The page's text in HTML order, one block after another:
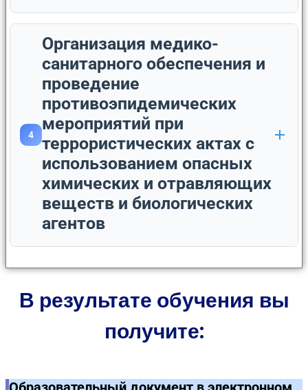
4
Организация медико-
санитарного обеспечения и
проведение
противоэпидемических
мероприятий при
террористических актах с
использованием опасных
химических и отравляющих
веществ и биологических
агентов
В результате обучения вы
получите: